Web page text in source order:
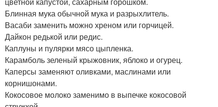
Блинная мука обычной мука и разрыхлитель.
Васаби заменить можно хреном или горчицей.
Дайкон редькой или редис.
Каплуны и пулярки мясо цыпленка.
Карамболь зеленый крыжовник, яблоко и огурец.
Каперсы заменяют оливками, маслинами или
корнишонами.
Кокосовое молоко заменимо в выпечке кокосовой